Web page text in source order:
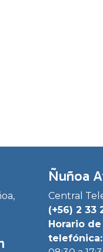
Ñuñoa
Central
(+56) 2 33
Horario
telefónica: